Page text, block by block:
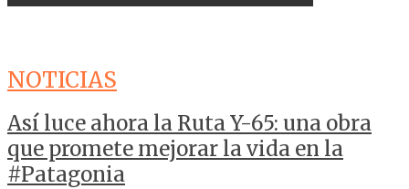
NOTICIAS
Así luce ahora la Ruta Y-65: una obra
que promete mejorar la vida en la
#Patagonia